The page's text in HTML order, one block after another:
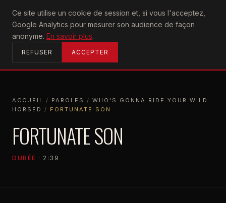
Ce site utilise un cookie de session et, si vous l'acceptez,
Google Analytics pour mesurer son audience de façon
anonyme. En savoir plus.
REFUSER ACCEPTER
U2achtung
ACCUEIL
ACCUEIL / PAROLES / WHO'S GONNA RIDE YOUR WILD
HORSED / FORTUNATE SON
FORTUNATE SON
DURÉE · 2:39